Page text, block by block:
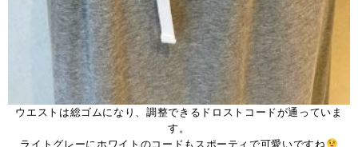
ウエストは総ゴムになり、調整できるドロストコードが通っていま
す。
ライトグレーにホワイトのコードもスポーティで可愛いですね